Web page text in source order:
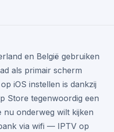
en België gebruiken
als primair scherm
iOS instellen is dankzij
Store tegenwoordig een
nu onderweg wilt kijken
via wifi — IPTV op